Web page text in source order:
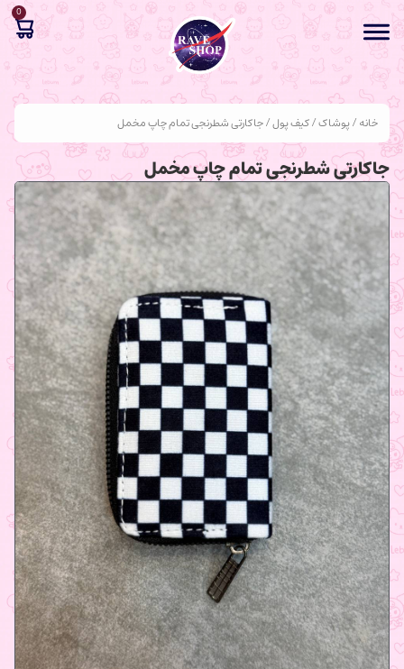
0
خانه/پوشاک/کیف پول/ جاکارتی شطرنجی تمام چاپ مخمل
جاکارتی شطرنجی تمام چاپ مخمل